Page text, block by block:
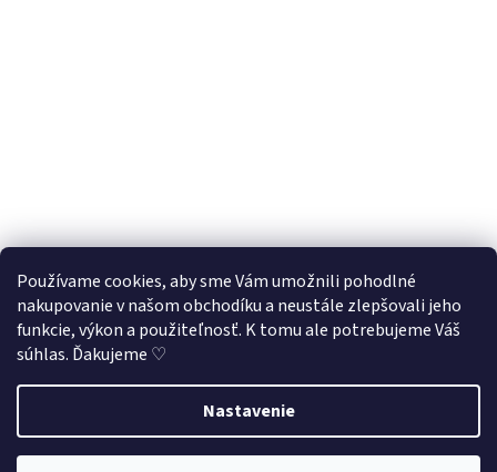
Používame cookies, aby sme Vám umožnili pohodlné
nakupovanie v našom obchodíku a neustále zlepšovali jeho
funkcie, výkon a použiteľnosť. K tomu ale potrebujeme Váš
súhlas. Ďakujeme ♡
Nastavenie
Využite našu letnú 33% zľavu na všetky produktyv kategórii
Sledovať na Instagrame
Copyright 2026Puzzliky ♡. Všetky práva vyhradené.Upraviť